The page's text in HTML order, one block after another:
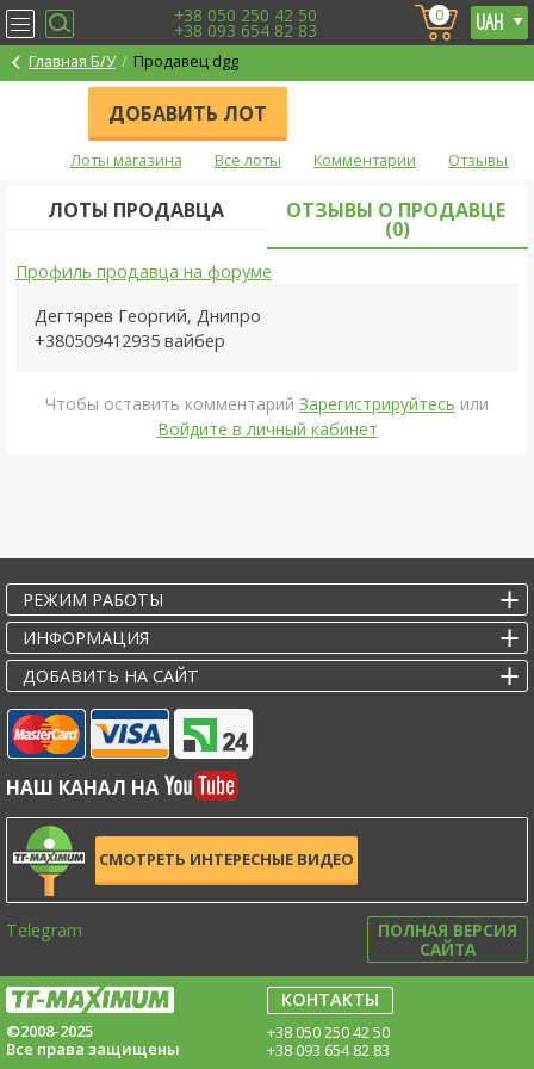
+38 050 250 42 50
+38 093 654 82 83
0
Главная Б/У Продавец dgg
ДОБАВИТЬ ЛОТ
Лоты магазина Все лоты Комментарии Отзывы
ЛОТЫ ПРОДАВЦА ОТЗЫВЫ О ПРОДАВЦЕ
(0)
Профиль продавца на форуме
Дегтярев Георгий, Днипро
+380509412935 вайбер
Чтобы оставить комментарий Зарегистрируйтесь или
Войдите в личный кабинет
РЕЖИМ РАБОТЫ
ИНФОРМАЦИЯ
ДОБАВИТЬ НА САЙТ
НАШ КАНАЛ НА
СМОТРЕТЬ ИНТЕРЕСНЫЕ ВИДЕО
Telegram
ПОЛНАЯ ВЕРСИЯ
САЙТА
©2008-2025
Все права защищены
КОНТАКТЫ
+38 050 250 42 50
+38 093 654 82 83